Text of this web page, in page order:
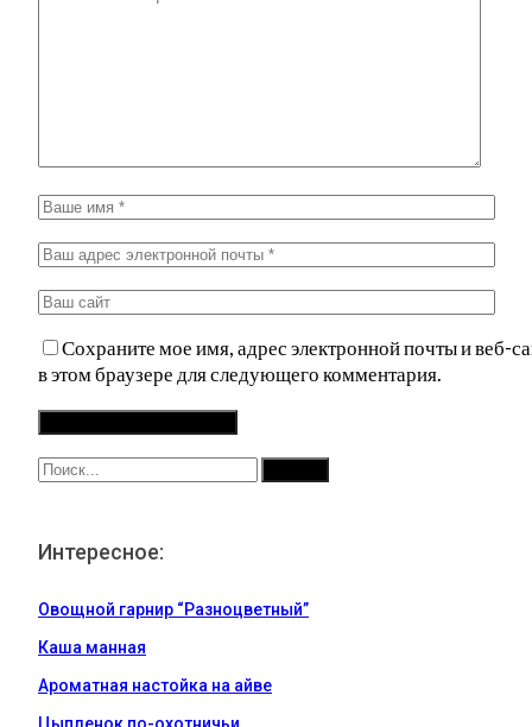
Сохраните мое имя, адрес электронной почты и веб-
в этом браузере для следующего комментария.
Интересное:
Овощной гарнир “Разноцветный”
Каша манная
Ароматная настойка на айве